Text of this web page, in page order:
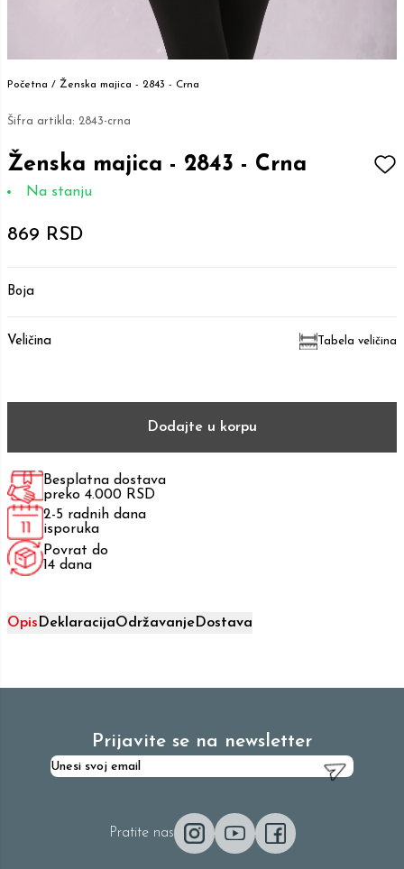
Početna / Ženska majica - 2843 - Crna
Šifra artikla: 2843-crna
Ženska majica - 2843 - Crna
Na stanju
869 RSD
Boja
Veličina Tabela veličina
Dodajte u korpu
Besplatna dostava
preko 4.000 RSD
2-5 radnih dana
isporuka
Povrat do
14 dana
OpisDeklaracijaOdržavanjeDostava
Prijavite se na newsletter
Pratite nas